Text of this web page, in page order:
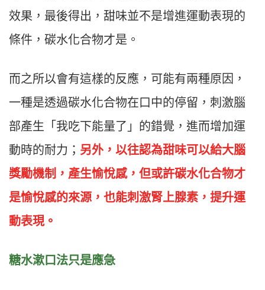
效果，最後得出，甜味並不是增進運動表現的
條件，碳水化合物才是。
而之所以會有這樣的反應，可能有兩種原因，
一種是透過碳水化合物在口中的停留，刺激腦
部產生「我吃下能量了」的錯覺，進而增加運
動時的耐力； 另外，以往認為甜味可以給大腦
獎勵機制，產生愉悅感，但或許碳水化合物才
是愉悅感的來源，也能刺激腎上腺素，提升運
動表現。
糖水漱口法只是應急